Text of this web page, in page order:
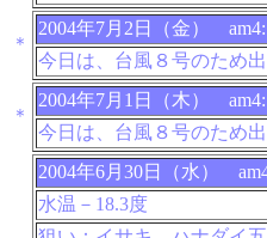
＊
2004年7月2日（金）
今日は、台風８号のため出
＊
2004年7月1日（木）
今日は、台風８号のため出
2004年6月30日（水）
水温－18.3度